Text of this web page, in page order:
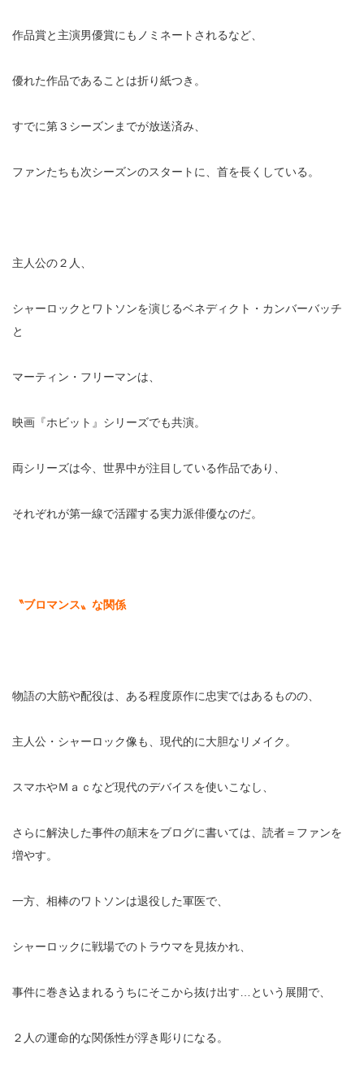
作品賞と主演男優賞にもノミネートされるなど、
優れた作品であることは折り紙つき。
すでに第３シーズンまでが放送済み、
ファンたちも次シーズンのスタートに、首を長くしている。
主人公の２人、
シャーロックとワトソンを演じるベネディクト・カンバーバッチ
と
マーティン・フリーマンは、
映画『ホビット』シリーズでも共演。
両シリーズは今、世界中が注目している作品であり、
それぞれが第一線で活躍する実力派俳優なのだ。
〝ブロマンス〟な関係
物語の大筋や配役は、ある程度原作に忠実ではあるものの、
主人公・シャーロック像も、現代的に大胆なリメイク。
スマホやＭａｃなど現代のデバイスを使いこなし、
さらに解決した事件の顛末をブログに書いては、読者＝ファンを
増やす。
一方、相棒のワトソンは退役した軍医で、
シャーロックに戦場でのトラウマを見抜かれ、
事件に巻き込まれるうちにそこから抜け出す…という展開で、
２人の運命的な関係性が浮き彫りになる。